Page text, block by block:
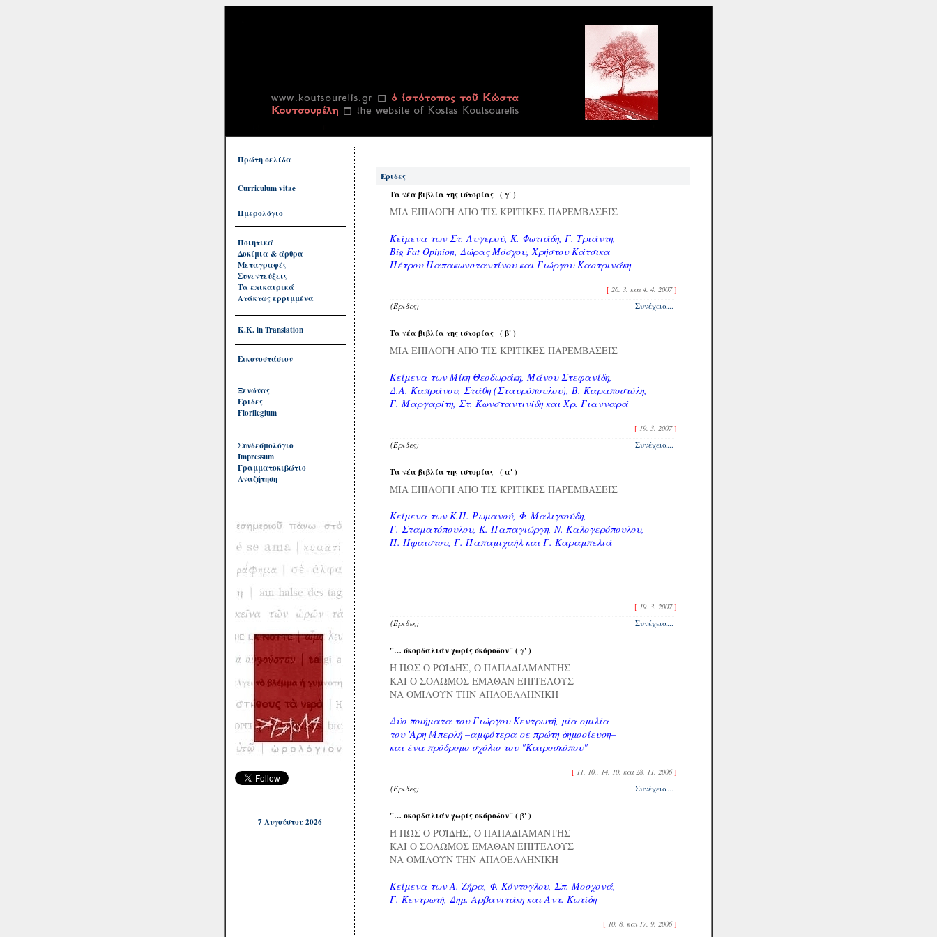
Πρώτη σελίδα
Curriculum vitae
Ημερολόγιο
Ποιητικά
Δοκίμια & άρθρα
Μεταγραφές
Συνεντεύξεις
Τα επικαιρικά
Ατάκτως ερριμμένα
Κ.Κ. in Translation
Εικονοστάσιον
Ξενώνας
Έριδες
Florilegium
Συνδεσμολόγιο
Impressum
Γραμματοκιβώτιο
Αναζήτηση
7 Αυγούστου 2026
Έριδες
Τα νέα βιβλία της ιστορίας ( γ' )
ΜΙΑ ΕΠΙΛΟΓΗ ΑΠΟ ΤΙΣ ΚΡΙΤΙΚΕΣ ΠΑΡΕΜΒΑΣΕΙΣ
Κείμενα των Στ. Λυγερού, Κ. Φωτιάδη, Γ. Τριάντη,
Big Fat Opinion, Δώρας Μόσχου, Χρήστου Κάτσικα
Πέτρου Παπακωνσταντίνου και Γιώργου Καστρινάκη
[ 26. 3. και 4. 4. 2007 ]
(Έριδες) Συνέχεια...
Τα νέα βιβλία της ιστορίας ( β' )
ΜΙΑ ΕΠΙΛΟΓΗ ΑΠΟ ΤΙΣ ΚΡΙΤΙΚΕΣ ΠΑΡΕΜΒΑΣΕΙΣ
Κείμενα των Μίκη Θεοδωράκη, Μάνου Στεφανίδη,
Δ.Α. Καπράνου, Στάθη (Σταυρόπουλου), Β. Καραποστόλη,
Γ. Μαργαρίτη, Στ. Κωνσταντινίδη και Χρ. Γιανναρά
[ 19. 3. 2007 ]
(Έριδες) Συνέχεια...
Τα νέα βιβλία της ιστορίας ( α' )
ΜΙΑ ΕΠΙΛΟΓΗ ΑΠΟ ΤΙΣ ΚΡΙΤΙΚΕΣ ΠΑΡΕΜΒΑΣΕΙΣ
Κείμενα των Κ.Π. Ρωμανού, Φ. Μαλιγκούδη,
Γ. Σταματόπουλου, Κ. Παπαγιώργη, Ν. Καλογερόπουλου,
Π. Ήφαιστου, Γ. Παπαμιχαήλ και Γ. Καραμπελιά
[ 19. 3. 2007 ]
(Έριδες) Συνέχεια...
"… σκορδαλιάν χωρίς σκόροδον" ( γ' )
Ή ΠΩΣ Ο ΡΟΪΔΗΣ, Ο ΠΑΠΑΔΙΑΜΑΝΤΗΣ
ΚΑΙ Ο ΣΟΛΩΜΟΣ ΕΜΑΘΑΝ ΕΠΙΤΕΛΟΥΣ
ΝΑ ΟΜΙΛΟΥΝ ΤΗΝ ΑΠΛΟΕΛΛΗΝΙΚΗ
Δύο ποιήματα του Γιώργου Κεντρωτή, μία ομιλία
του 'Αρη Μπερλή –αμφότερα σε πρώτη δημοσίευση–
και ένα πρόδρομο σχόλιο του "Καιροσκόπου"
[ 11. 10., 14. 10. και 28. 11. 2006 ]
(Έριδες) Συνέχεια...
"… σκορδαλιάν χωρίς σκόροδον" ( β' )
Ή ΠΩΣ Ο ΡΟΪΔΗΣ, Ο ΠΑΠΑΔΙΑΜΑΝΤΗΣ
ΚΑΙ Ο ΣΟΛΩΜΟΣ ΕΜΑΘΑΝ ΕΠΙΤΕΛΟΥΣ
ΝΑ ΟΜΙΛΟΥΝ ΤΗΝ ΑΠΛΟΕΛΛΗΝΙΚΗ
Κείμενα των Α. Ζήρα, Φ. Κόντογλου, Σπ. Μοσχονά,
Γ. Κεντρωτή, Δημ. Αρβανιτάκη και Αντ. Κωτίδη
[ 10. 8. και 17. 9. 2006 ]